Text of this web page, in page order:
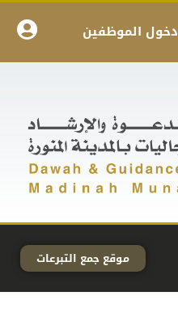
دخول الموظفين
موقع جمع التبرعات